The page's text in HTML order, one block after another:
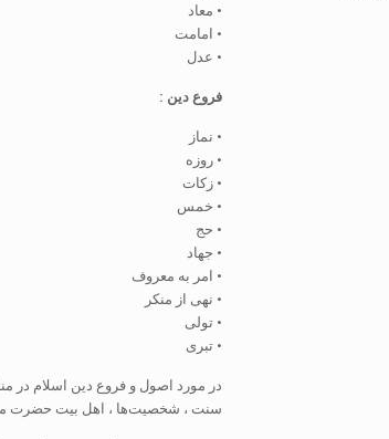
• معاد
• امامت
• عدل
فروع دین :
• نماز
• روزه
• زکات
• خمس
• حج
• جهاد
• امر به معروف
• نهی از منکر
• تولی
• تبری
در مورد اصول و فروع دین اسلام در
سنت ، شخصیت‌ها ، اهل بیت حضرت